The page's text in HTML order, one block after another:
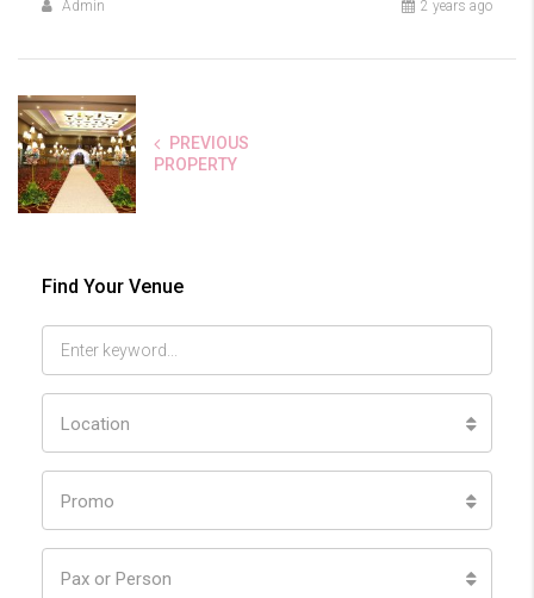
Admin 2 years ago
PREVIOUS
PROPERTY
Find Your Venue
Location
Promo
Pax or Person